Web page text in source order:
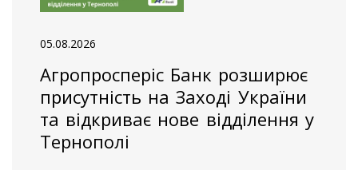
05.08.2026
Агропросперіс Банк розширює
присутність на Заході України
та відкриває нове відділення у
Тернополі